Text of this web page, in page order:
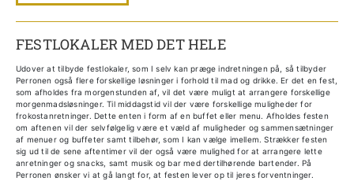
FESTLOKALER MED DET HELE
Udover at tilbyde festlokaler, som I selv kan præge indretningen på, så tilbyder
Perronen også flere forskellige løsninger i forhold til mad og drikke. Er det en fest,
som afholdes fra morgenstunden af, vil det være muligt at arrangere forskellige
morgenmadsløsninger. Til middagstid vil der være forskellige muligheder for
frokostanretninger. Dette enten i form af en buffet eller menu. Afholdes festen
om aftenen vil der selvfølgelig være et væld af muligheder og sammensætninger
af menuer og buffeter samt tilbehør, som I kan vælge imellem. Strækker festen
sig ud til de sene aftentimer vil der også være mulighed for at arrangere lette
anretninger og snacks, samt musik og bar med dertilhørende bartender. På
Perronen ønsker vi at gå langt for, at festen lever op til jeres forventninger.